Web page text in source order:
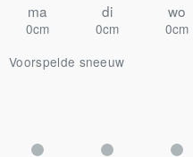
ma di wo
0cm 0cm 0cm
Voorspelde sneeuw